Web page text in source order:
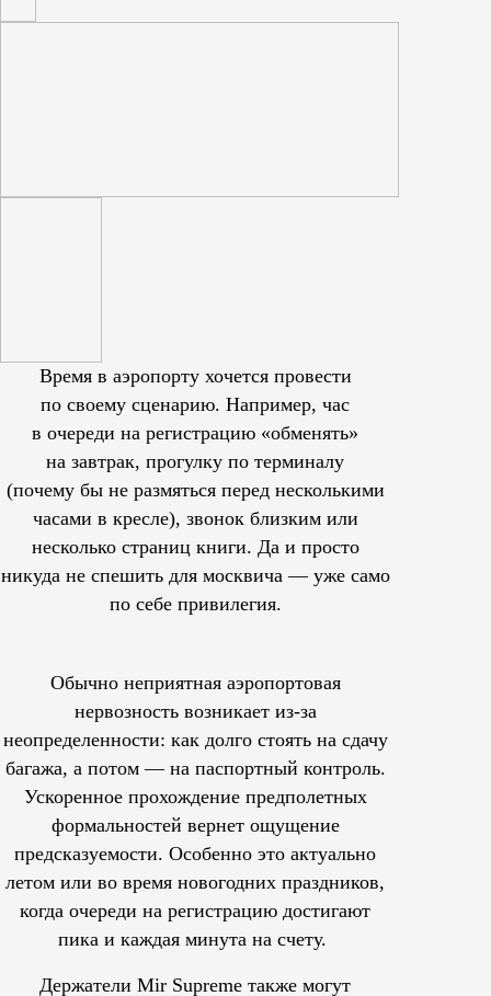
Время в аэропорту хочется провести
по своему сценарию. Например, час
в очереди на регистрацию «обменять»
на завтрак, прогулку по терминалу
(почему бы не размяться перед несколькими
часами в кресле), звонок близким или
несколько страниц книги. Да и просто
никуда не спешить для москвича — уже само
по себе привилегия.
Обычно неприятная аэропортовая
нервозность возникает из-за
неопределенности: как долго стоять на сдачу
багажа, а потом — на паспортный контроль.
Ускоренное прохождение предполетных
формальностей вернет ощущение
предсказуемости. Особенно это актуально
летом или во время новогодних праздников,
когда очереди на регистрацию достигают
пика и каждая минута на счету.
Держатели Mir Supreme также могут